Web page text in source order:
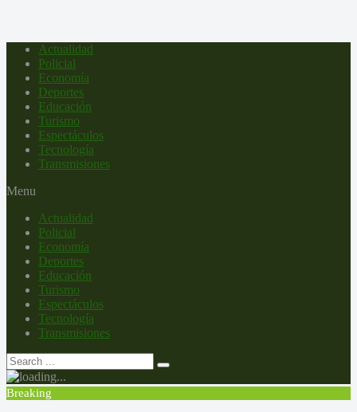
Actualidad
Policial
Economía
Deportes
Educación
Turismo
Espectáculos
Tecnología
Transmisiones
Menu
Actualidad
Policial
Economía
Deportes
Educación
Turismo
Espectáculos
Tecnología
Transmisiones
Breaking